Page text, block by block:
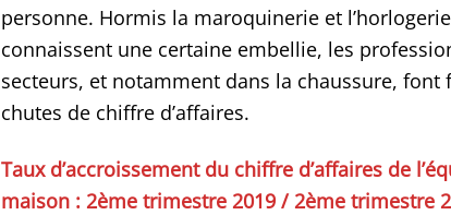
personne. Hormis la maroquinerie et
connaissent une certaine embellie, les
secteurs, et notamment dans la chaussure, font
chutes de chiffre d’affaires.
Taux d’accroissement du chiffre d’affaires de
maison : 2ème trimestre 2019 / 2ème trimestre